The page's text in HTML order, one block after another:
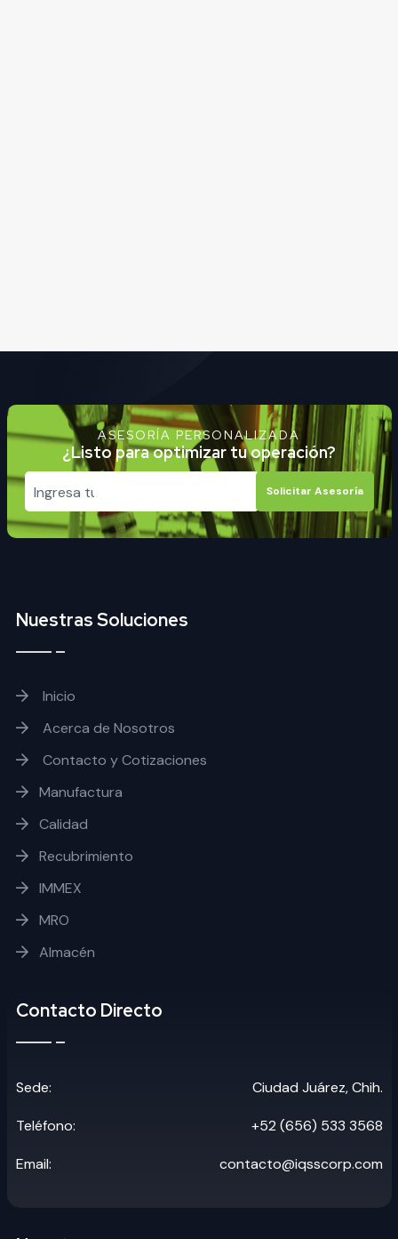
ASESORÍA PERSONALIZADA
¿Listo para optimizar tu operación?
Solicitar Asesoría
Nuestras Soluciones
Inicio
Acerca de Nosotros
Contacto y Cotizaciones
Manufactura
Calidad
Recubrimiento
IMMEX
MRO
Almacén
Contacto Directo
Sede: Ciudad Juárez, Chih.
Teléfono: +52 (656) 533 3568
Email: contacto@iqsscorp.com